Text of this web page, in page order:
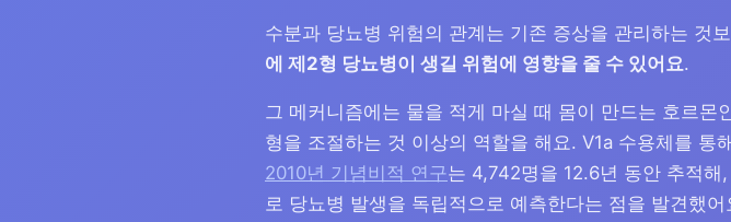
수분과 당뇨병 위험의 관계는 기존 증상을 관리하는 것
에 제2형 당뇨병이 생길 위험에 영향을 줄 수 있어요.
그 메커니즘에는 물을 적게 마실 때 몸이 만드는 호르몬
형을 조절하는 것 이상의 역할을 해요. V1a 수용체를 통
2010년 기념비적 연구는 4,742명을 12.6년 동안 추적
로 당뇨병 발생을 독립적으로 예측한다는 점을 발견했